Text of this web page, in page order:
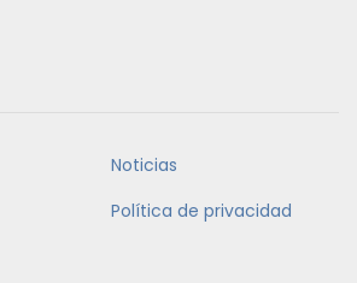
Noticias
Política de privacidad